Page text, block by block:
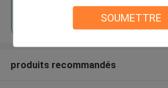
SOUMETTRE
Continuer
produits recommandés